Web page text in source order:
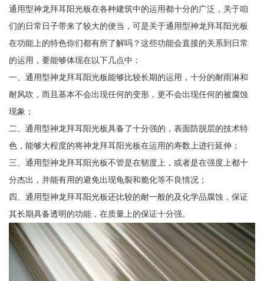
通用型神龙拜耳阳光板在各种建筑中的运用都十分的广泛，关于咱
们的日常日子带来了较大的便当，可是关于通用型神龙拜耳阳光板
在功能上的特色你们都有所了解吗？这些功能会直接的关系到日常
的运用，要能够体现在以下几点中：
一、通用型神龙拜耳阳光板能够比较长期的运用，十分的耐雨淋和
耐风吹，而且基本不会出现任何的变形，更不会出现任何的被腐蚀
现象；
二、通用型神龙拜耳阳光板具备了十分强的，表面防脱层的技术特
色，能够大程度的将神龙拜耳阳光板在运用的寿数上进行延伸；
三、通用型神龙拜耳阳光板不管是在韧度上，或者是在强度上都十
分杰出，并能有用的避免出现龟裂和脆化等不良情况；
四、通用型神龙拜耳阳光板还比较的耐一般的及化学品腐蚀，保证
其长期具备透明的功能，在质量上的保证十分强。